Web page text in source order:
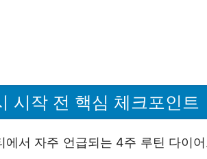
시작 전 핵심 체크포인트
에서 자주 언급되는 4주 루틴 다이